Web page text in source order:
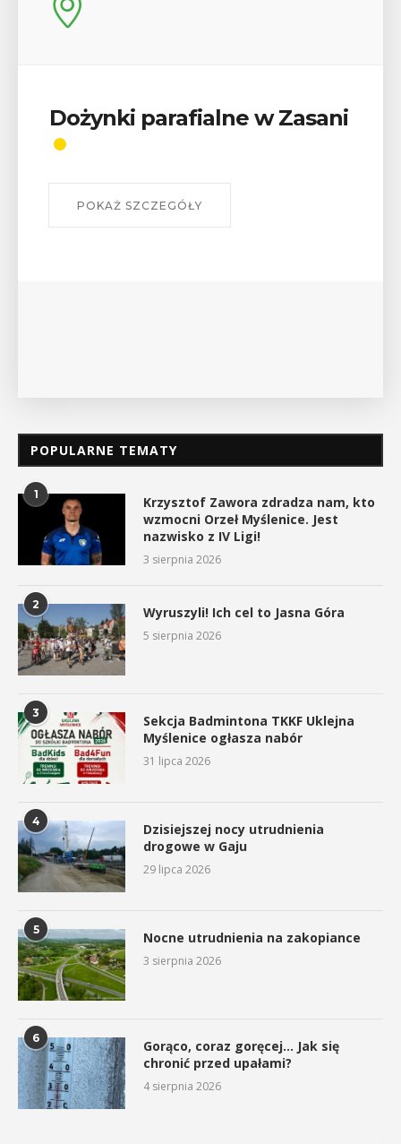
Dożynki parafialne w Zasani
POKAŻ SZCZEGÓŁY
POPULARNE TEMATY
1
Krzysztof Zawora zdradza nam, kto
wzmocni Orzeł Myślenice. Jest
nazwisko z IV Ligi!
3 sierpnia 2026
2 Wyruszyli! Ich cel to Jasna Góra
5 sierpnia 2026
3
Sekcja Badmintona TKKF Uklejna
Myślenice ogłasza nabór
31 lipca 2026
4
Dzisiejszej nocy utrudnienia
drogowe w Gaju
29 lipca 2026
5 Nocne utrudnienia na zakopiance
3 sierpnia 2026
6
Gorąco, coraz goręcej… Jak się
chronić przed upałami?
4 sierpnia 2026